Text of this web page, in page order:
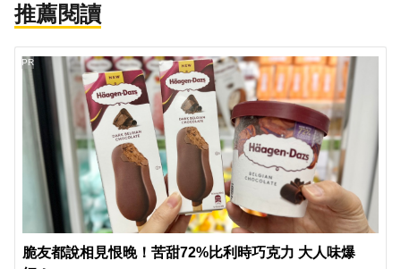
推薦閱讀
脆友都說相見恨晚！苦甜72%比利時巧克力 大人味爆
PR